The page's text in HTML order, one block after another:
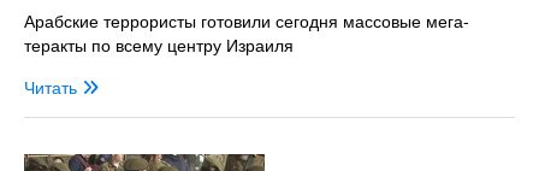
Арабские террористы готовили сегодня массовые мега-
теракты по всему центру Израиля
Читать